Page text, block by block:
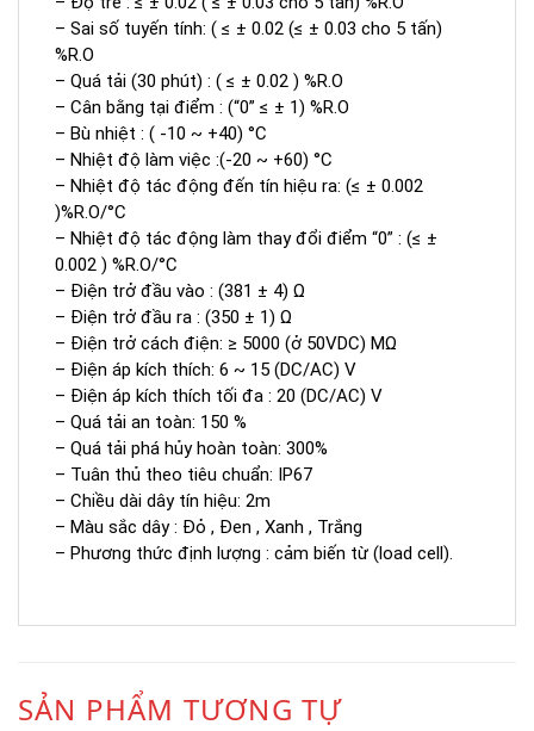
– Sai số tuyến tính: ( ≤ ± 0.02 (≤ ± 0.03 cho 5 tấn)
%R.O
– Quá tải (30 phút) : ( ≤ ± 0.02 ) %R.O
– Cân bằng tại điểm : (“0” ≤ ± 1) %R.O
– Bù nhiệt : ( -10 ~ +40) °C
– Nhiệt độ làm việc :(-20 ~ +60) °C
– Nhiệt độ tác động đến tín hiệu ra: (≤ ± 0.002
)%R.O/°C
– Nhiệt độ tác động làm thay đổi điểm “0” : (≤ ±
0.002 ) %R.O/°C
– Điện trở đầu vào : (381 ± 4) Ω
– Điện trở đầu ra : (350 ± 1) Ω
– Điện trở cách điện: ≥ 5000 (ở 50VDC) MΩ
– Điện áp kích thích: 6 ~ 15 (DC/AC) V
– Điện áp kích thích tối đa : 20 (DC/AC) V
– Quá tải an toàn: 150 %
– Quá tải phá hủy hoàn toàn: 300%
– Tuân thủ theo tiêu chuẩn: IP67
– Chiều dài dây tín hiệu: 2m
– Màu sắc dây : Đỏ , Đen , Xanh , Trắng
– Phương thức định lượng : cảm biến từ (load cell).
SẢN PHẨM TƯƠNG TỰ